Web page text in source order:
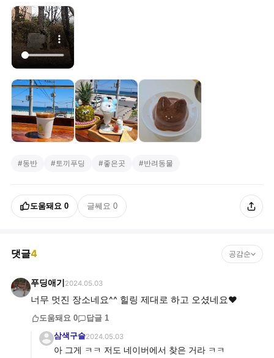
#동반 # 토끼푸딩 #좋은곳 #반려동물
도움돼요 0 글쎄요 0
댓글4 공감순
푸딩애기 2024.05.03
너무 멋진 장소네요^^ 힐링 제대로 하고 오셨네요❤️
도움돼요 0 답글 1
삼색구슬2024.05.03
아 그게 ㅋㅋ 저도 네이버에서 찾은 거라 ㅋㅋ